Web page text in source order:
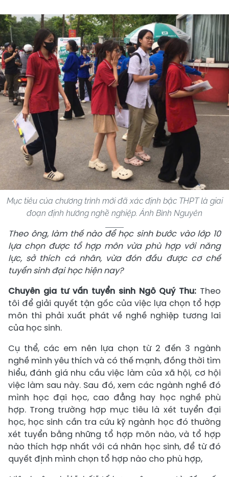
Mục tiêu của chương trình mới đã xác định bậc THPT là giai
đoạn định hướng nghề nghiệp. Ảnh Bình Nguyên
Theo ông, làm thế nào để học sinh bước vào lớp 10
lựa chọn được tổ hợp môn vừa phù hợp với năng
lực, sở thích cá nhân, vừa đón đầu được cơ chế
tuyển sinh đại học hiện nay?
Chuyên gia tư vấn tuyển sinhNgô Quý Thu: Theo
tôi để giải quyết tận gốc của việc lựa chọn tổ hợp
môn thì phải xuất phát về nghề nghiệp tương lai
của học sinh.
Cụ thể, các em nên lựa chọn từ 2 đến 3 ngành
nghề mình yêu thích và có thế mạnh, đồng thời tìm
hiểu, đánh giá nhu cầu việc làm của xã hội, cơ hội
việc làm sau này. Sau đó, xem các ngành nghề đó
mình học đại học, cao đẳng hay học nghề phù
hợp. Trong trường hợp mục tiêu là xét tuyển đại
học, học sinh cần tra cứu kỹ ngành học đó thường
xét tuyển bằng những tổ hợp môn nào, và tổ hợp
nào thích hợp nhất với cá nhân học sinh, để từ đó
quyết định mình chọn tổ hợp nào cho phù hợp,